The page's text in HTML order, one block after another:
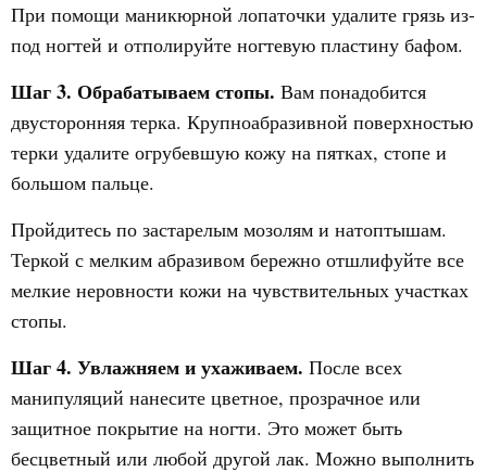
При помощи маникюрной лопаточки удалите грязь из-
под ногтей и отполируйте ногтевую пластину бафом.
Шаг 3. Обрабатываем стопы. Вам понадобится
двусторонняя терка. Крупноабразивной поверхностью
терки удалите огрубевшую кожу на пятках, стопе и
большом пальце.
Пройдитесь по застарелым мозолям и натоптышам.
Теркой с мелким абразивом бережно отшлифуйте все
мелкие неровности кожи на чувствительных участках
стопы.
Шаг 4. Увлажняем и ухаживаем. После всех
манипуляций нанесите цветное, прозрачное или
защитное покрытие на ногти. Это может быть
бесцветный или любой другой лак. Можно выполнить